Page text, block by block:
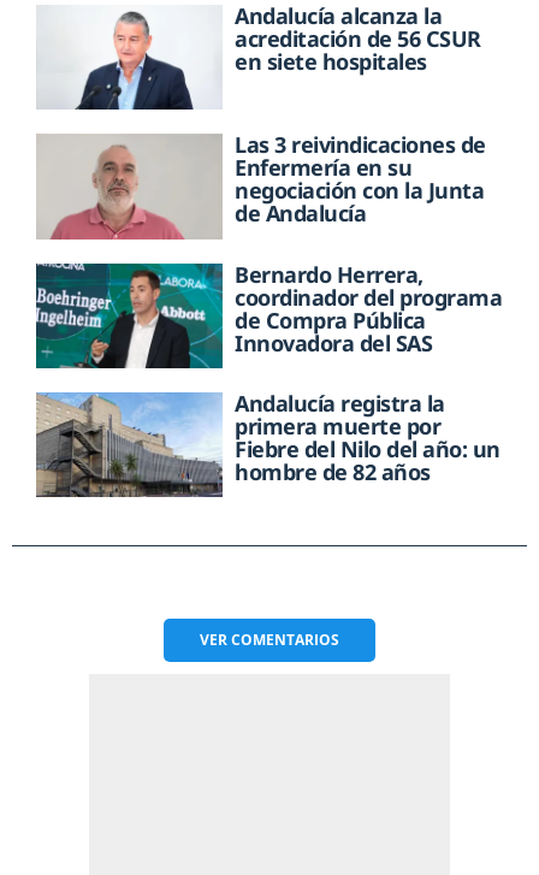
Andalucía alcanza la
acreditación de 56 CSUR
en siete hospitales
Las 3 reivindicaciones de
Enfermería en su
negociación con la Junta
de Andalucía
Bernardo Herrera,
coordinador del programa
de Compra Pública
Innovadora del SAS
Andalucía registra la
primera muerte por
Fiebre del Nilo del año: un
hombre de 82 años
VERCOMENTARIOS